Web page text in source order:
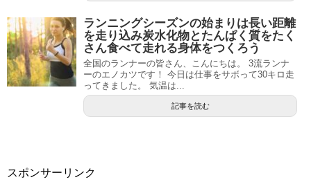
ランニングシーズンの始まりは長い距離
を走り込み炭水化物とたんぱく質をたく
さん食べて走れる身体をつくろう
全国のランナーの皆さん、こんにちは。 3流ランナ
ーのエノカツです！ 今日は仕事をサボって30キロ走
ってきました。 気温は...
記事を読む
スポンサーリンク